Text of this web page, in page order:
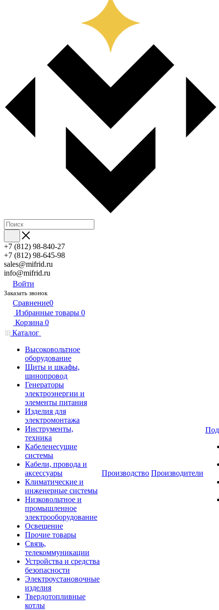
+7 (812) 98-840-27
+7 (812) 98-645-98
sales@mifrid.ru
info@mifrid.ru
Войти
Заказать звонок
Сравнение0
Избранные товары 0
Корзина 0
Каталог
Высоковольтное
оборудование
Щиты и шкафы,
шинопровод
Генераторы
электроэнергии и
элементы питания
Изделия для
электромонтажа
Инструменты,
техника
Кабеленесущие
системы
Кабели, провода и
аксессуары
Климатические и
инженерные системы
Низковольтное и
промышленное
электрооборудование
Освещение
Прочие товары
Связь,
телекоммуникации
Устройства и средства
безопасности
Электроустановочные
изделия
Твердотопливные
котлы
Производство Производители